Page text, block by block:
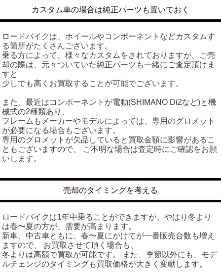
カスタム車の場合は純正パーツも置いておく
ロードバイクは、ホイールやコンポーネントなどカスタムす
る箇所がたくさんございます。
乗る方によって、様々なカスタムをされておりますが、ご売
却の際は、元々ついていた純正パーツも一緒にご査定頂けま
すと
少しでも高くお買取することが可能でございます。
また、最近はコンポーネントが電動(SHIMANO Di2など)と機
械式の2種類あり、
フレームもメーカーやモデルによっては、専用のグロメット
が必要になる場合もございます。
専用のグロメットが欠品していると買取金額に影響があるこ
ともございますので、 ご不明な場合は査定時にご確認をお願
いします。
売却のタイミングを考える
ロードバイクは1年中乗ることができますが、やはり冬より
は春〜夏の方が、需要が高まります。
新車、中古車ともに、春〜夏にかけてが一番販売台数も増え
ますので、 お買取させて頂く場合も、
冬よりは高額で買取が可能です。 また、季節以外にも、モデ
ルチェンジのタイミングも買取価格が大きく変動します。